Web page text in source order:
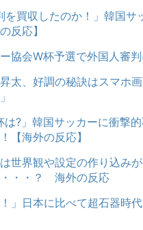
買収したのか！」韓国サ
反応】
協会W杯予選で外国人審
昇太、好調の秘訣はスマホ
?」韓国サッカーに衝撃
【海外の反応】
世界観や設定の作り込み
・・？ 海外の反応
」日本に比べて超石器時